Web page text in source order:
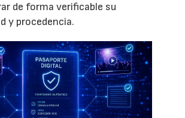
de forma verificable su
y procedencia.